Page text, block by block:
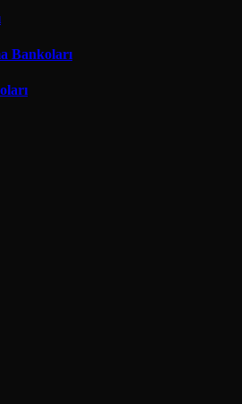
Bankoları